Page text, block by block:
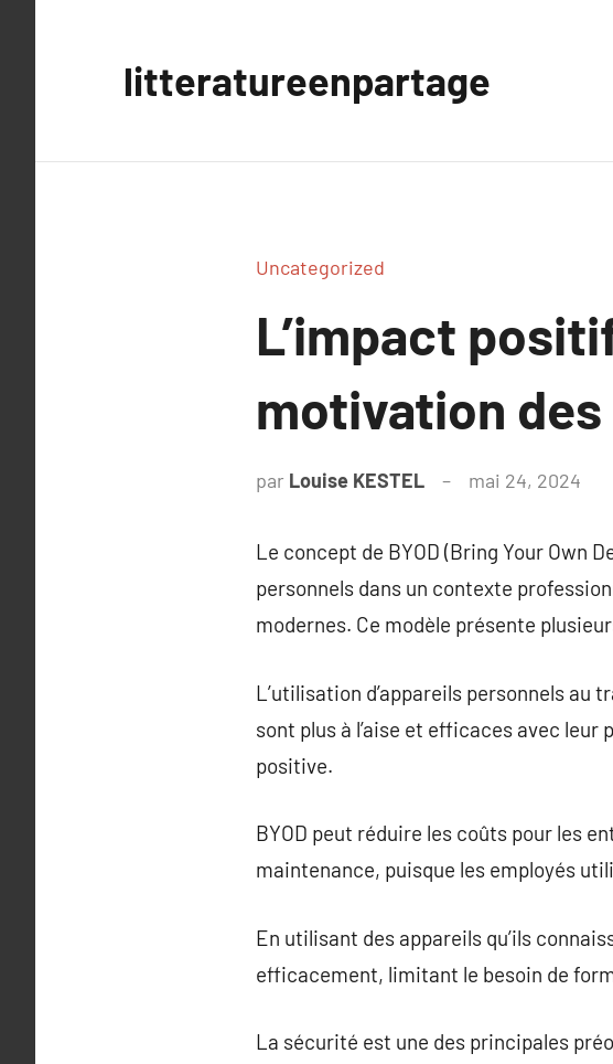
litteratureenpartage
Uncategorized
L’impact
motivation
par Louise KESTEL mai 24, 2024
Le concept de BYOD (Bring Your Own
personnels dans un contexte
modernes. Ce modèle présente
L’utilisation d’appareils personnels
sont plus à l’aise et efficaces avec
positive.
BYOD peut réduire les coûts pour les
maintenance, puisque les employés
En utilisant des appareils qu’ils
efficacement, limitant le besoin de
La sécurité est une des principales